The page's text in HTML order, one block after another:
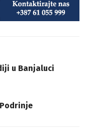
u Banjaluci